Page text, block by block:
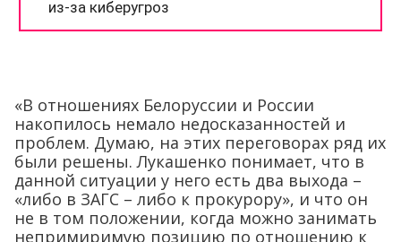
«В отношениях Белоруссии и России
накопилось немало недосказанностей и
проблем. Думаю, на этих переговорах ряд их
были решены. Лукашенко понимает, что в
данной ситуации у него есть два выхода –
«либо в ЗАГС – либо к прокурору», и что он
не в том положении, когда можно занимать
непримиримую позицию по отношению к